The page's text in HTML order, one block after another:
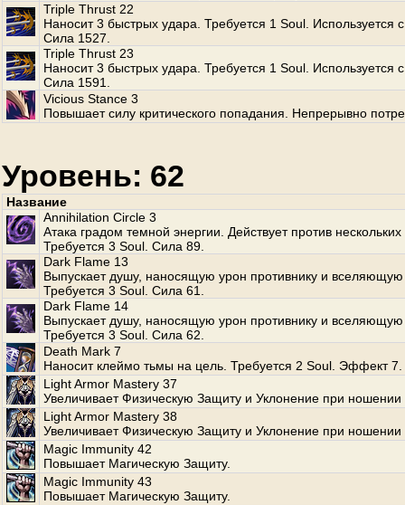
Triple Thrust 22
Наносит 3 быстрых удара. Требуется 1 Soul. Используется
Сила 1527.
Triple Thrust 23
Наносит 3 быстрых удара. Требуется 1 Soul. Используется
Сила 1591.
Vicious Stance 3
Повышает силу критического попадания. Непрерывно
Уровень: 62
Название
Annihilation Circle 3
Атака градом темной энергии. Действует против
Требуется 3 Soul. Сила 89.
Dark Flame 13
Выпускает душу, наносящую урон противнику и вселяющую
Требуется 3 Soul. Сила 61.
Dark Flame 14
Выпускает душу, наносящую урон противнику и вселяющую
Требуется 3 Soul. Сила 62.
Death Mark 7
Наносит клеймо тьмы на цель. Требуется 2 Soul. Эффект 7.
Light Armor Mastery 37
Увеличивает Физическую Защиту и Уклонение при ношении
Light Armor Mastery 38
Увеличивает Физическую Защиту и Уклонение при ношении
Magic Immunity 42
Повышает Магическую Защиту.
Magic Immunity 43
Повышает Магическую Защиту.